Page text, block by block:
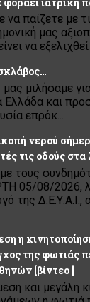
να παίζετε με
μας
να εξελιχθεί
μιλήσαμε
Ελλάδα και
επρόκ...
νερού
τις οδούς στα
τους
05/08/2026,
της Δ.Ε.Υ.Α.Ι.,
η
της φωτιάς
[βίντεο ]
και μεγάλη